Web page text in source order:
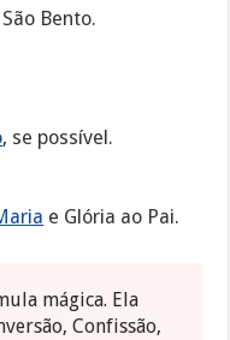
Bento.
, se possível.
e Glória ao Pai.
mágica. Ela
Confissão,